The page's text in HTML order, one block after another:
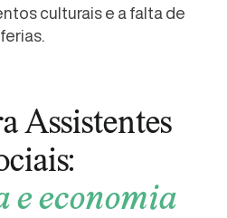
culturais e a falta de
Assistentes
e economia